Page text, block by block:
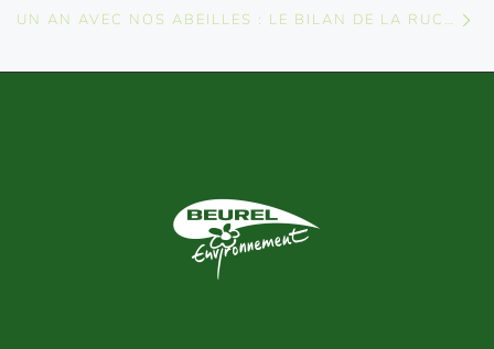
UN AN AVEC NOS ABEILLES : LE BILAN DE LA RUCHE BEUREL ENVIRONNEMENT